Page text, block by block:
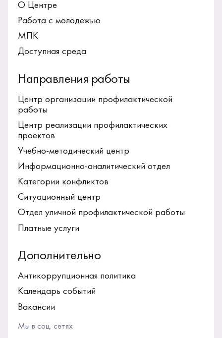
О Центре
Работа с молодежью
МПК
Доступная среда
Направления работы
Центр организации профилактической
работы
Центр реализации профилактических
проектов
Учебно-методический центр
Информационно-аналитический отдел
Категории конфликтов
Ситуационный центр
Отдел уличной профилактической работы
Платные услуги
Дополнительно
Антикоррупционная политика
Календарь событий
Вакансии
Мы в соц. сетях
Версия для слабовидящих